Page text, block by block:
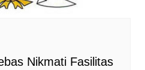
Nikmati Fasilitas